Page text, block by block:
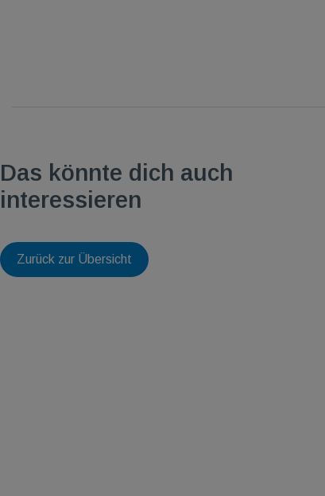
Das könnte dich auch
interessieren
Zurück zur Übersicht